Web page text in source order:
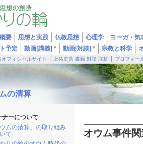
要 思想と実践 仏教思想 心理学
ヨーガ・気
予定
動画[講義] * 動画[対談] * 宗教と科学
オフィシャルサイト 上祐史浩 書籍 対談 取材 プロフィー
の清算
オウム事件関
ナーについて
ウムの清算」の取り組み
て